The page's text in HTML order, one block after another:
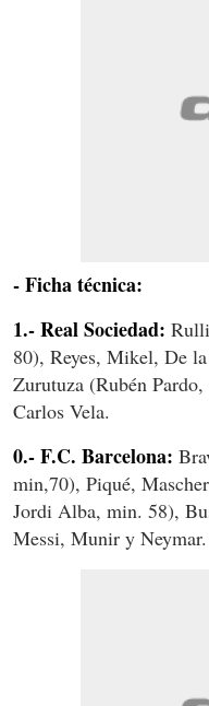
- Ficha técnica:
1.- Real Sociedad:
80), Reyes, Mikel, De
Zurutuza (Rubén
Carlos Vela.
0.- F.C. Barcelona:
min,70), Piqué,
Jordi Alba, min. 58),
Messi, Munir y Neymar.